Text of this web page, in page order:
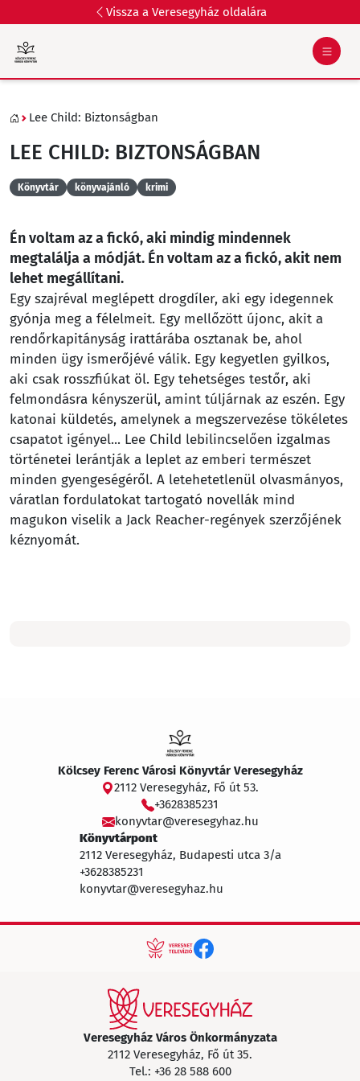
Vissza a Veresegyház oldalára
Lee Child: Biztonságban
LEE CHILD: BIZTONSÁGBAN
Könyvtár könyvajánló krimi
Én voltam az a fickó, aki mindig mindennek
megtalálja a módját. Én voltam az a fickó, akit nem
lehet megállítani.
Egy szajréval meglépett drogdíler, aki egy idegennek
gyónja meg a félelmeit. Egy mellőzött újonc, akit a
rendőrkapitányság irattárába osztanak be, ahol
minden ügy ismerőjévé válik. Egy kegyetlen gyilkos,
aki csak rosszfiúkat öl. Egy tehetséges testőr, aki
felmondásra kényszerül, amint túljárnak az eszén. Egy
katonai küldetés, amelynek a megszervezése tökéletes
csapatot igényel... Lee Child lebilincselően izgalmas
történetei lerántják a leplet az emberi természet
minden gyengeségéről. A letehetetlenül olvasmányos,
váratlan fordulatokat tartogató novellák mind
magukon viselik a Jack Reacher-regények szerzőjének
kéznyomát.
Kölcsey Ferenc Városi Könyvtár Veresegyház
2112 Veresegyház, Fő út 53.
+3628385231
konyvtar@veresegyhaz.hu
Könyvtárpont
2112 Veresegyház, Budapesti utca 3/a
+3628385231
konyvtar@veresegyhaz.hu
Veresegyház Város Önkormányzata
2112 Veresegyház, Fő út 35.
Tel.: +36 28 588 600